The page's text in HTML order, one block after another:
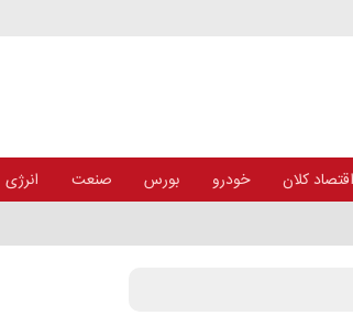
اقتصاد کلان خودرو بورس صنعت انرژی
جنگ